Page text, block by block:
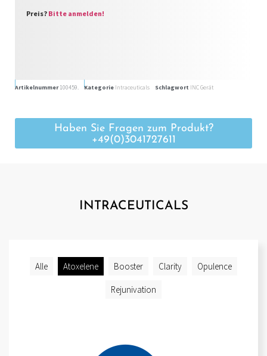
Preis? Bitte anmelden!
Artikelnummer100459. Kategorie Intraceuticals Schlagwort INC Gerät
Haben Sie Fragen zum Produkt?
+49(0)3041727611
INTRACEUTICALS
Alle Atoxelene Booster Clarity Opulence
Rejunivation